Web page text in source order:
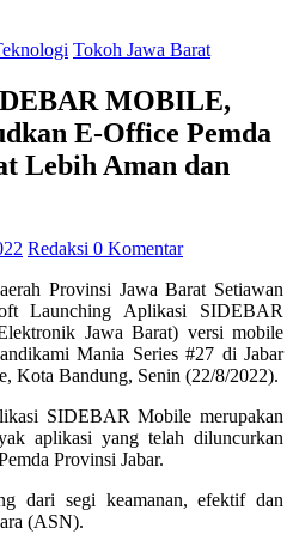
Tokoh Jawa Barat
MOBILE,
E-Office Pemda
Lebih Aman dan
Redaksi 0 Komentar
Provinsi Jawa Barat Setiawan
Launching Aplikasi SIDEBAR
Jawa Barat) versi mobile
Mania Series #27 di Jabar
Kota Bandung, Senin (22/8/2022).
SIDEBAR Mobile merupakan
aplikasi yang telah diluncurkan
Provinsi Jabar.
dari segi keamanan, efektif dan
(ASN).